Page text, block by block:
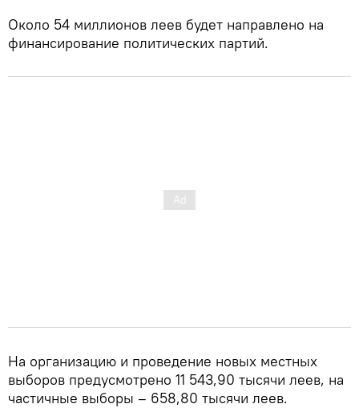
Около 54 миллионов леев будет направлено на
финансирование политических партий.
На организацию и проведение новых местных
выборов предусмотрено 11 543,90 тысячи леев, на
частичные выборы – 658,80 тысячи леев.